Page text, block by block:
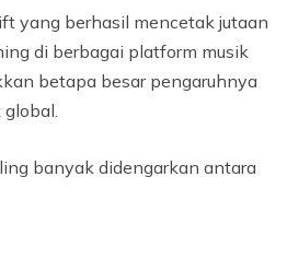
yang berhasil mencetak jutaan
di berbagai platform musik
betapa besar pengaruhnya
banyak didengarkan antara